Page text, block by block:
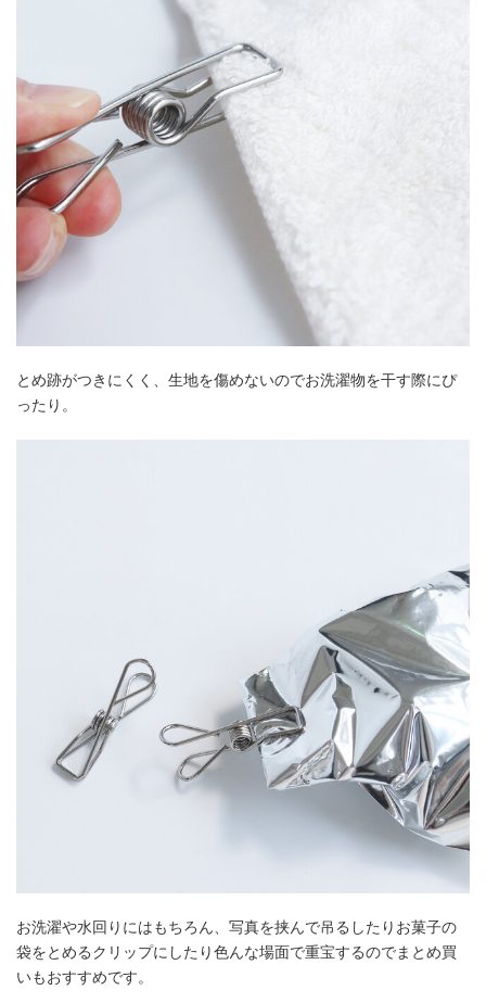
とめ跡がつきにくく、生地を傷めないのでお洗濯物を干す際にぴ
ったり。
お洗濯や水回りにはもちろん、写真を挟んで吊るしたりお菓子の
袋をとめるクリップにしたり色んな場面で重宝するのでまとめ買
いもおすすめです。